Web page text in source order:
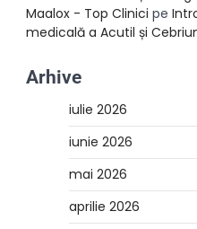
Maalox - Top Clinici pe
medicală a Acutil și
Arhive
iulie 2026
iunie 2026
mai 2026
aprilie 2026